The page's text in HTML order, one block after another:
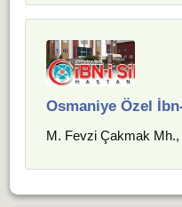
Osmaniye Özel
M. Fevzi Çakmak